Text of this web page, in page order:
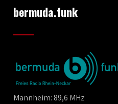
bermuda.funk
Mannheim: 89,6 MHz